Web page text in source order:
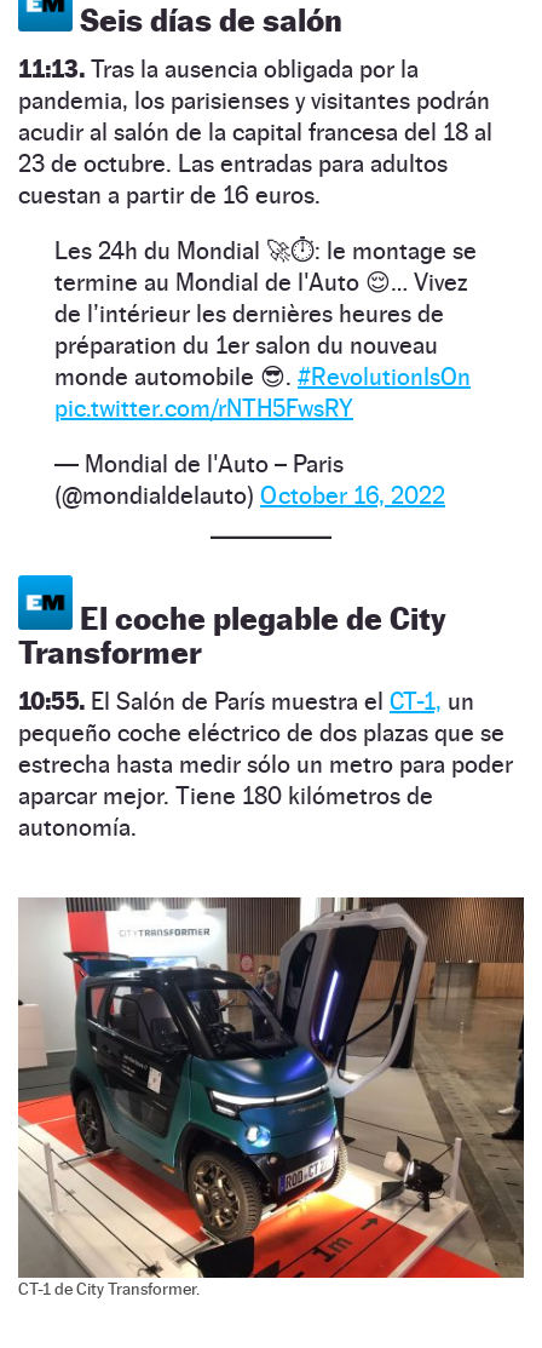
Seis días de salón
11:13. Tras la ausencia obligada por la
pandemia, los parisienses y visitantes podrán
acudir al salón de la capital francesa del 18 al
23 de octubre. Las entradas para adultos
cuestan a partir de 16 euros.
Les 24h du Mondial 🚀⏱: le montage se
termine au Mondial de l'Auto 😌… Vivez
de l’intérieur les dernières heures de
préparation du 1er salon du nouveau
monde automobile 😎. #RevolutionIsOn
pic.twitter.com/rNTH5FwsRY
— Mondial de l'Auto – Paris
(@mondialdelauto) October 16, 2022
El coche plegable de City
Transformer
10:55. El Salón de París muestra el CT-1, un
pequeño coche eléctrico de dos plazas que se
estrecha hasta medir sólo un metro para poder
aparcar mejor. Tiene 180 kilómetros de
autonomía.
CT-1 de City Transformer.